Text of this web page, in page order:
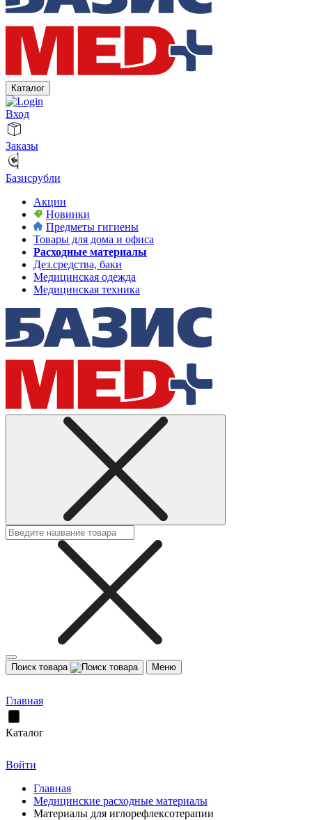
Каталог
Вход
Заказы
Базисрубли
Акции
Новинки
Предметы гигиены
Товары для дома и офиса
Расходные материалы
Дез.средства, баки
Медицинская одежда
Медицинская техника
Поиск товара Меню
Главная
Каталог
Войти
Главная
Медицинские расходные материалы
Материалы для иглорефлексотерапии